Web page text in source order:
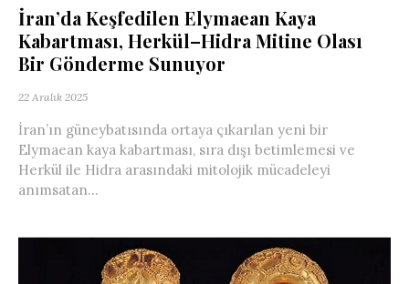
İran’da Keşfedilen Elymaean Kaya
Kabartması, Herkül–Hidra Mitine Olası
Bir Gönderme Sunuyor
22 Aralık 2025
İran’ın güneybatısında ortaya çıkarılan yeni bir
Elymaean kaya kabartması, sıra dışı betimlemesi ve
Herkül ile Hidra arasındaki mitolojik mücadeleyi
anımsatan...